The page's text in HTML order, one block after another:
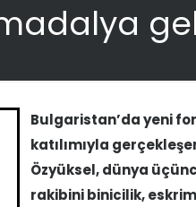
Bulgaristan’da yeni
katılımıyla
Özyüksel, dünya
rakibini binicilik,